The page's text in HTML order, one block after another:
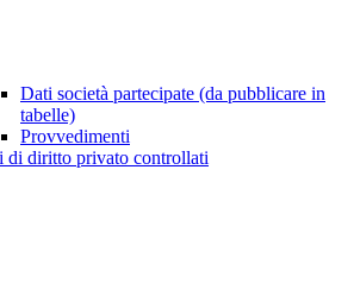
Dati società partecipate (da pubblicare in
tabelle)
Provvedimenti
di diritto privato controllati